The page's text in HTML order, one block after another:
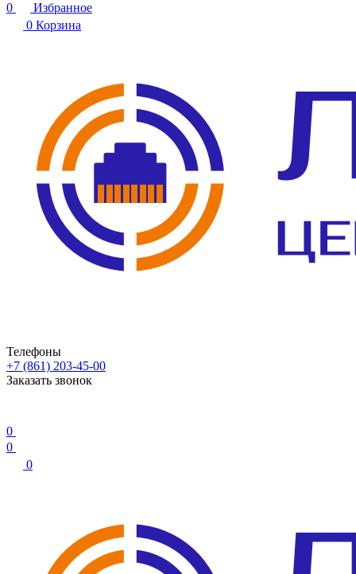
0
Избранное
0 Корзина
Телефоны
+7 (861) 203-45-00
Заказать звонок
0
0
0